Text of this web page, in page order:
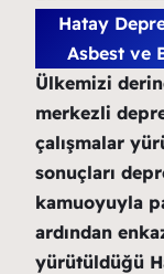
Hatay
Asbest ve
Ülkemizi
merkezli
çalışmalar
sonuçları
kamuoyuyla
ardından
yürütüldüğü